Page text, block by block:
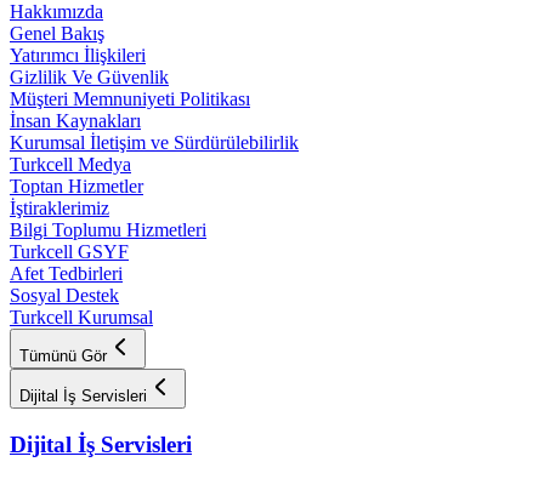
Hakkımızda
Genel Bakış
Yatırımcı İlişkileri
Gizlilik Ve Güvenlik
Müşteri Memnuniyeti Politikası
İnsan Kaynakları
Kurumsal İletişim ve Sürdürülebilirlik
Turkcell Medya
Toptan Hizmetler
İştiraklerimiz
Bilgi Toplumu Hizmetleri
Turkcell GSYF
Afet Tedbirleri
Sosyal Destek
Turkcell Kurumsal
Tümünü Gör
Dijital İş Servisleri
Dijital İş Servisleri